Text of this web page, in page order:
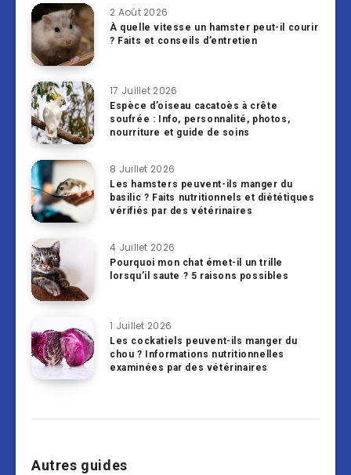
2 Août 2026
À quelle vitesse un hamster peut-il courir
? Faits et conseils d’entretien
17 Juillet 2026
Espèce d’oiseau cacatoès à crête
soufrée : Info, personnalité, photos,
nourriture et guide de soins
8 Juillet 2026
Les hamsters peuvent-ils manger du
basilic ? Faits nutritionnels et diététiques
vérifiés par des vétérinaires
4 Juillet 2026
Pourquoi mon chat émet-il un trille
lorsqu’il saute ? 5 raisons possibles
1 Juillet 2026
Les cockatiels peuvent-ils manger du
chou ? Informations nutritionnelles
examinées par des vétérinaires
Autres guides